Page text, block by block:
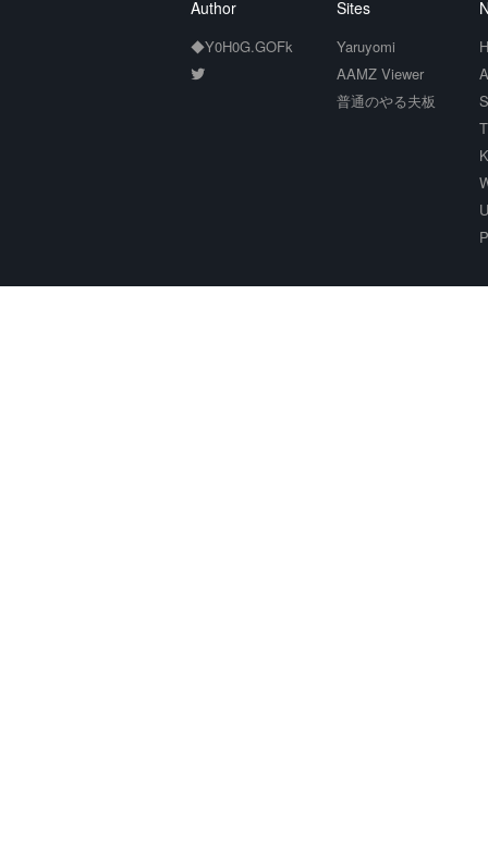
Author
◆Y0H0G.GOFk
Sites
Yaruyomi
AAMZ Viewer
普通のやる夫板